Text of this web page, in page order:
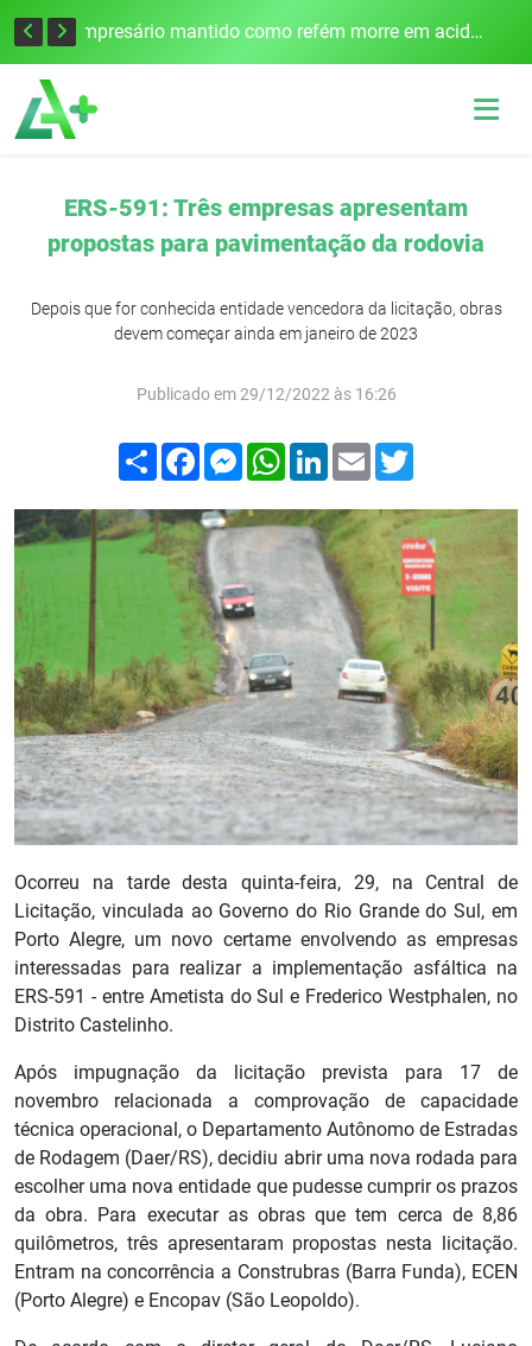
Edital para construção de ponte entre Itapiranga e Barra do Guarita deve ser lançado no segundo semestre Empresário mantido como refém morre em acidente após assalto em Cerro Largo
ERS-591: Três empresas apresentam
propostas para pavimentação da rodovia
Depois que for conhecida entidade vencedora da licitação, obras
devem começar ainda em janeiro de 2023
Publicado em 29/12/2022 às 16:26
Compartilhar
FacebookMessenger
WhatsApp
LinkedIn
Email
Ocorreu na tarde desta quinta-feira, 29, na Central de
Licitação, vinculada ao Governo do Rio Grande do Sul, em
Porto Alegre, um novo certame envolvendo as empresas
interessadas para realizar a implementação asfáltica na
ERS-591 - entre Ametista do Sul e Frederico Westphalen, no
Distrito Castelinho.
Após impugnação da licitação prevista para 17 de
novembro relacionada a comprovação de capacidade
técnica operacional, o Departamento Autônomo de Estradas
de Rodagem (Daer/RS), decidiu abrir uma nova rodada para
escolher uma nova entidade que pudesse cumprir os prazos
da obra. Para executar as obras que tem cerca de 8,86
quilômetros, três apresentaram propostas nesta licitação.
Entram na concorrência a Construbras (Barra Funda), ECEN
(Porto Alegre) e Encopav (São Leopoldo).